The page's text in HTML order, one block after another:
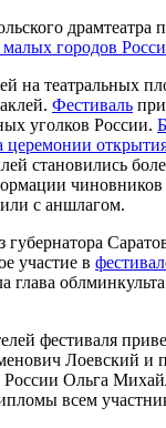
драмтеатра
малых городов
на театральных
Фестиваль
уголков России.
церемонии
становились
чиновников
с аншлагом.
участие в
глава
фестиваля
Лоевский и
России Ольга
всем